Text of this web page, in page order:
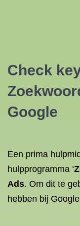
Check
Google
Een prima
hulpprogramma ‘
Ads. Om dit te
hebben bij